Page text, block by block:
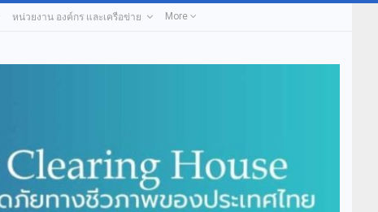
หน่วยงาน องค์กร และเครือข่าย More